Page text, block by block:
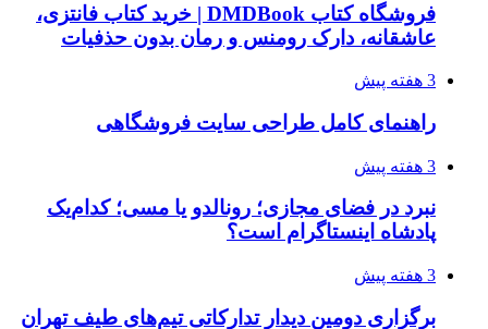
فروشگاه کتاب DMDBook | خرید کتاب فانتزی،
عاشقانه، دارک رومنس و رمان بدون حذفیات
3 هفته پیش
راهنمای کامل طراحی سایت فروشگاهی
3 هفته پیش
نبرد در فضای مجازی؛ رونالدو یا مسی؛ کدام‌یک
پادشاه اینستاگرام است؟
3 هفته پیش
برگزاری دومین دیدار تدارکاتی تیم‌های طیف تهران